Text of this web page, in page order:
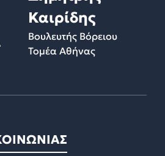
Καιρίδης
Βουλευτής Βόρειου
Τομέα Αθήνας